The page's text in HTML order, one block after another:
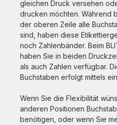
dennoch genügend
Wunschtextleichter
und / oder Farbrolle bei
hochwertigen
Handel, Einzelhandel
Bäckereien und
genaues Druckbild
Qualitätsversprechen
Wunsch erhalten Sie
vorgedruckte
uns hierfür einfach
oder rufen Sie uns an! Wir freuen uns auf
Ihre Bestellung!
gleichen Druck versehen
drucken möchten. Während
der oberen Zeile alle
sind, haben diese
noch Zahlenbänder. Beim
haben Sie in beiden
als auch Zahlen verfügbar.
Buchstaben erfolgt mittels
Wenn Sie die Flexibilität
anderen Positionen
benötigen, oder wenn Sie